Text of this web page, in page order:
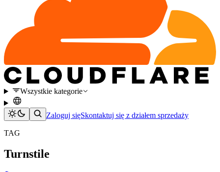
Wszystkie kategorie
Zaloguj sięSkontaktuj się z działem sprzedaży
TAG
Turnstile